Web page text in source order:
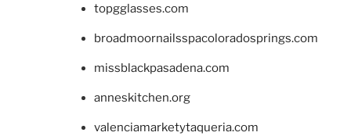
topgglasses.com
broadmoornailsspacoloradosprings.com
missblackpasadena.com
anneskitchen.org
valenciamarketytaqueria.com